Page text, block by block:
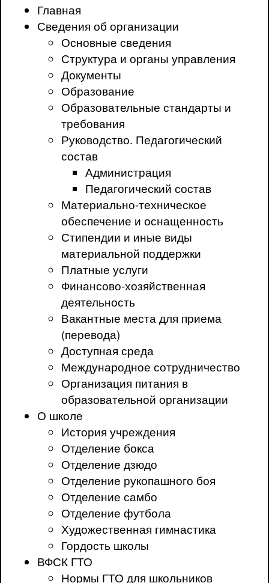
Главная
Сведения об организации
Основные сведения
Структура и органы управления
Документы
Образование
Образовательные стандарты и
требования
Руководство. Педагогический
состав
Администрация
Педагогический состав
Материально-техническое
обеспечение и оснащенность
Стипендии и иные виды
материальной поддержки
Платные услуги
Финансово-хозяйственная
деятельность
Вакантные места для приема
(перевода)
Доступная среда
Международное сотрудничество
Организация питания в
образовательной организации
О школе
История учреждения
Отделение бокса
Отделение дзюдо
Отделение рукопашного боя
Отделение самбо
Отделение футбола
Художественная гимнастика
Гордость школы
ВФСК ГТО
Нормы ГТО для школьников